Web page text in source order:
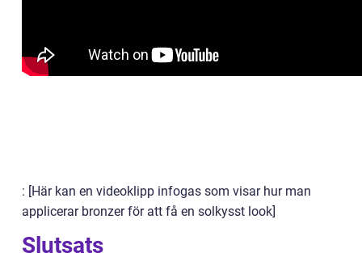
: [Här kan en videoklipp infogas som visar hur man
applicerar bronzer för att få en solkysst look]
Slutsats